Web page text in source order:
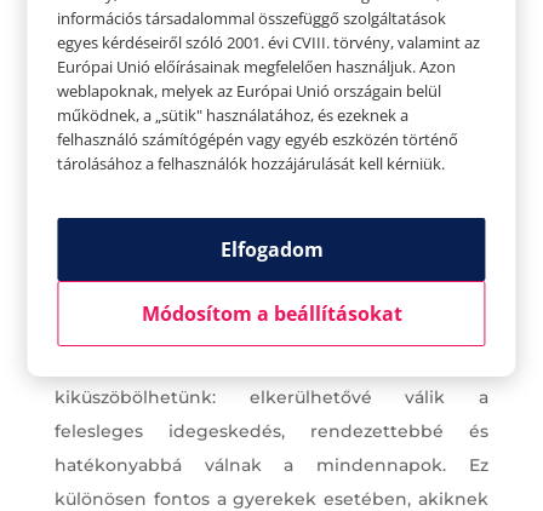
Reggeli rutinok bevezetése
A vásárláson túl fontos feladat az is, hogy a család,
de főleg a gyerekek reggeli rutinját időben
kiküszöbölhetünk: elkerülhetővé válik a
felesleges idegeskedés, rendezettebbé és
hatékonyabbá válnak a mindennapok. Ez
különösen fontos a gyerekek esetében, akiknek
információs társadalommal összefüggő szolgáltatások
egyes kérdéseiről szóló 2001. évi CVIII. törvény, valamint az
Európai Unió előírásainak megfelelően használjuk. Azon
weblapoknak, melyek az Európai Unió országain belül
működnek, a „sütik" használatához, és ezeknek a
felhasználó számítógépén vagy egyéb eszközén történő
tárolásához a felhasználók hozzájárulását kell kérniük.
Elfogadom
Módosítom a beállításokat